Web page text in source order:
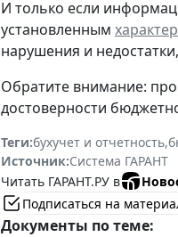
И только если
установленным
нарушения и
Обратите внимание:
достоверности
Теги:бухучет и отчетность,
Источник:Система ГАРАНТ
Читать ГАРАНТ.РУ в
Подписаться на
Документы по теме: